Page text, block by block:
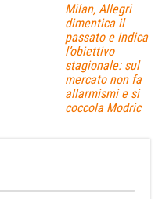
Milan, Allegri
dimentica il
passato e indica
l’obiettivo
stagionale: sul
mercato non fa
allarmismi e si
coccola Modric